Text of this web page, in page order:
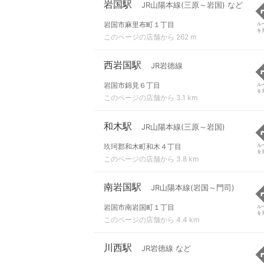
岩国駅 JR山陽本線(三原～岩国) など
岩国市麻里布町１丁目
このページの店舗から 262 m
ル
を
西岩国駅 JR岩徳線
岩国市錦見６丁目
このページの店舗から 3.1 km
ル
を
和木駅 JR山陽本線(三原～岩国)
玖珂郡和木町和木４丁目
このページの店舗から 3.8 km
ル
を
南岩国駅 JR山陽本線(岩国～門司)
岩国市南岩国町１丁目
このページの店舗から 4.4 km
ル
を
川西駅 JR岩徳線 など